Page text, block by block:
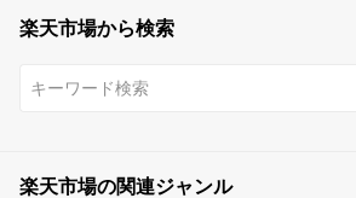
楽天市場から検索
楽天市場の関連ジャンル